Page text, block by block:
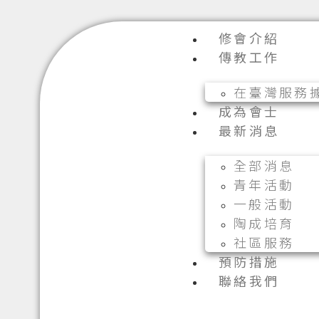
修會介紹
傳教工作
在臺灣服務
成為會士
最新消息
全部消息
青年活動
一般活動
陶成培育
社區服務
預防措施
聯絡我們